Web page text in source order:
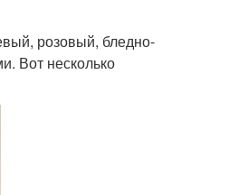
розовый, бледно-
Вот несколько